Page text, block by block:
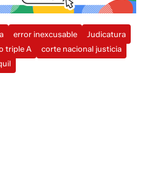
error inexcusable
Judicatura
triple A
corte nacional justicia